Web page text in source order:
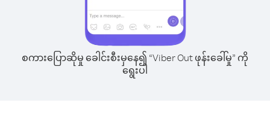
စကားပြောဆိုမှု ခေါင်းစီးမှနေ၍ “Viber Out ဖုန်းခေါ်မှု” ကို
ရွေးပါ